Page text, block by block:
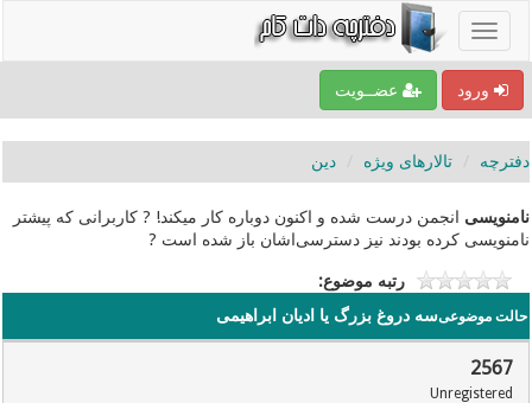
ورود عضــویت
دفترچه تالارهای ویژه دین
نامنویسی انجمن درست شده و اکنون دوباره کار میکند! ? کاربرانی که پیشتر
نامنویسی کرده بودند نیز دسترسی‌اشان باز شده است ?
رتبه موضوع:
حالت موضوعیسه دروغ بزرگ یا ادیان ابراهیمی
2567
Unregistered